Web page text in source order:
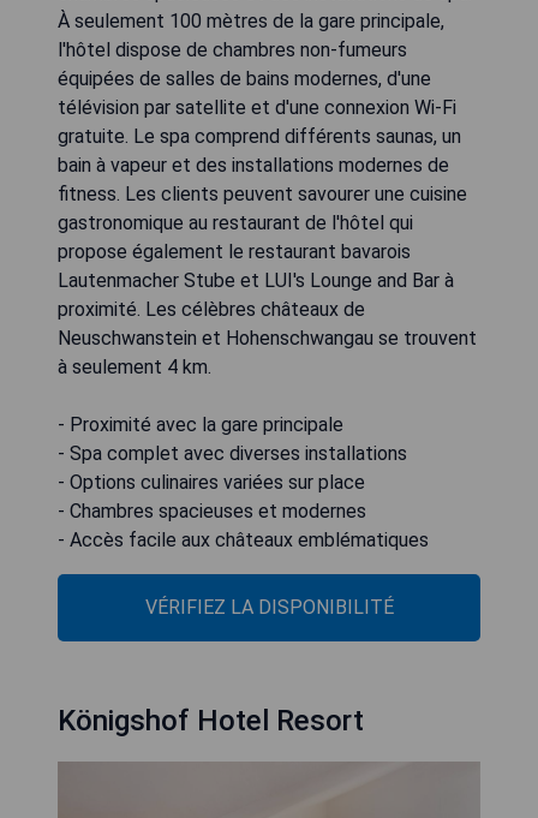
À seulement 100 mètres de la gare principale,
l'hôtel dispose de chambres non-fumeurs
équipées de salles de bains modernes, d'une
télévision par satellite et d'une connexion Wi-Fi
gratuite. Le spa comprend différents saunas, un
bain à vapeur et des installations modernes de
fitness. Les clients peuvent savourer une cuisine
gastronomique au restaurant de l'hôtel qui
propose également le restaurant bavarois
Lautenmacher Stube et LUI's Lounge and Bar à
proximité. Les célèbres châteaux de
Neuschwanstein et Hohenschwangau se trouvent
à seulement 4 km.
- Proximité avec la gare principale
- Spa complet avec diverses installations
- Options culinaires variées sur place
- Chambres spacieuses et modernes
- Accès facile aux châteaux emblématiques
VÉRIFIEZ LA DISPONIBILITÉ
Königshof Hotel Resort